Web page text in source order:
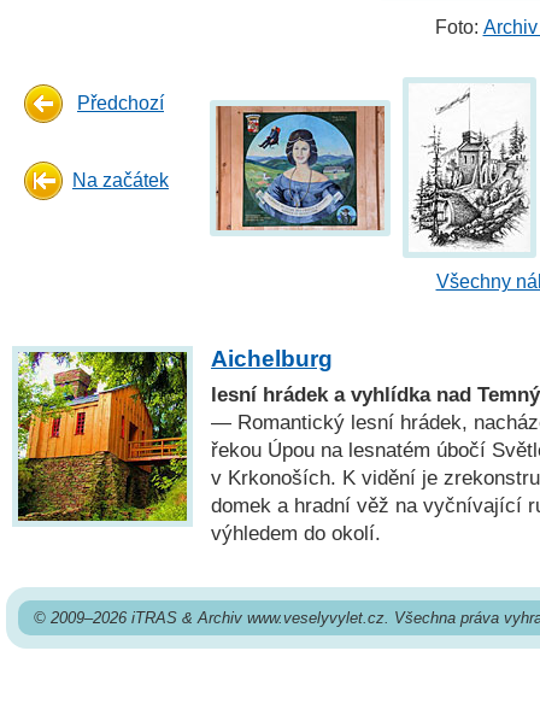
Foto:
Předchozí
Na začátek
Všechny
Aichelburg
lesní hrádek a vyhlídka nad
— Romantický lesní hrádek,
řekou Úpou na lesnatém úbočí
v Krkonoších. K vidění je
domek a hradní věž na vyčnívající
výhledem do okolí.
© 2009–2026 iTRAS & Archiv www.veselyvylet.cz. Všechna práva